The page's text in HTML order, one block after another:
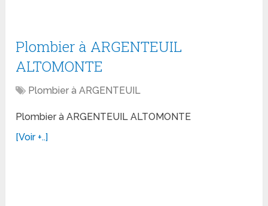
Plombier à ARGENTEUIL
ALTOMONTE
Plombier à ARGENTEUIL
Plombier à ARGENTEUIL ALTOMONTE
[Voir +..]